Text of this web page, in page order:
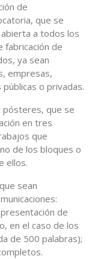
de
que se
a todos los
fabricación de
ya sean
empresas,
o privadas.
pósteres, que se
en tres
que
de los bloques o
ellos.
sean
de
en el caso de los
de 500 palabras);